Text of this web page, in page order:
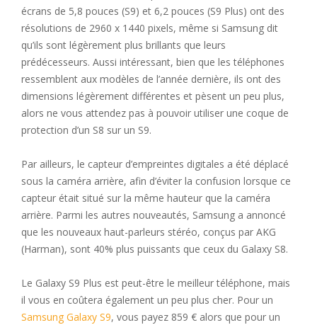
écrans de 5,8 pouces (S9) et 6,2 pouces (S9 Plus) ont des
résolutions de 2960 x 1440 pixels, même si Samsung dit
qu’ils sont légèrement plus brillants que leurs
prédécesseurs. Aussi intéressant, bien que les téléphones
ressemblent aux modèles de l’année dernière, ils ont des
dimensions légèrement différentes et pèsent un peu plus,
alors ne vous attendez pas à pouvoir utiliser une coque de
protection d’un S8 sur un S9.
Par ailleurs, le capteur d’empreintes digitales a été déplacé
sous la caméra arrière, afin d’éviter la confusion lorsque ce
capteur était situé sur la même hauteur que la caméra
arrière. Parmi les autres nouveautés, Samsung a annoncé
que les nouveaux haut-parleurs stéréo, conçus par AKG
(Harman), sont 40% plus puissants que ceux du Galaxy S8.
Le Galaxy S9 Plus est peut-être le meilleur téléphone, mais
il vous en coûtera également un peu plus cher. Pour un
Samsung Galaxy S9, vous payez 859 € alors que pour un